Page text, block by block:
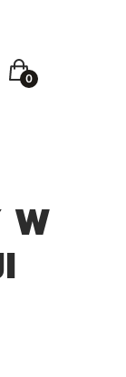
wyszukiwarkę
Koszyk
W